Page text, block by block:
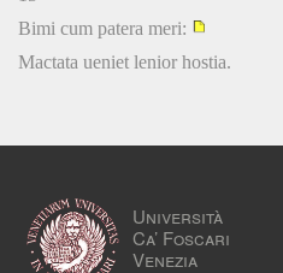
Bimi cum patera meri:
Mactata ueniet lenior hostia.
Università
Ca’ Foscari
Venezia